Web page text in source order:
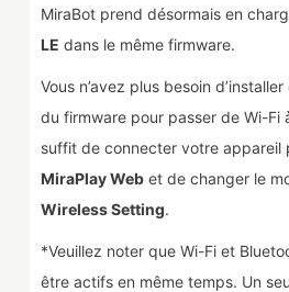
MiraBot prend désormais en
LE dans le même firmware.
Vous n’avez plus besoin
du firmware pour passer de Wi-Fi
suffit de connecter votre appareil
MiraPlay Webet de changer le
Wireless Setting.
*Veuillez noter que Wi-Fi et
être actifs en même temps. Un